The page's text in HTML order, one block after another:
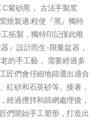
紫砂黑， 古法手製窯
燒製過:程使『黑』獨特
拓製，獨特印記僅此唯
』設計而生-限量盆器，
的手工藝， 需要經過多
匠們會仔細地篩選出適合
紅砂和石英砂等。接著，
經過攪拌和篩網處理後，
們開始手工塑形，打造出